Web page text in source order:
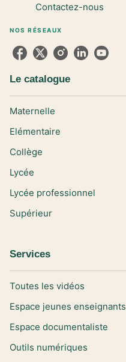
Contactez-nous
NOS RÉSEAUX
Le catalogue
Maternelle
Elémentaire
Collège
Lycée
Lycée professionnel
Supérieur
Services
Toutes les vidéos
Espace jeunes enseignants
Espace documentaliste
Outils numériques